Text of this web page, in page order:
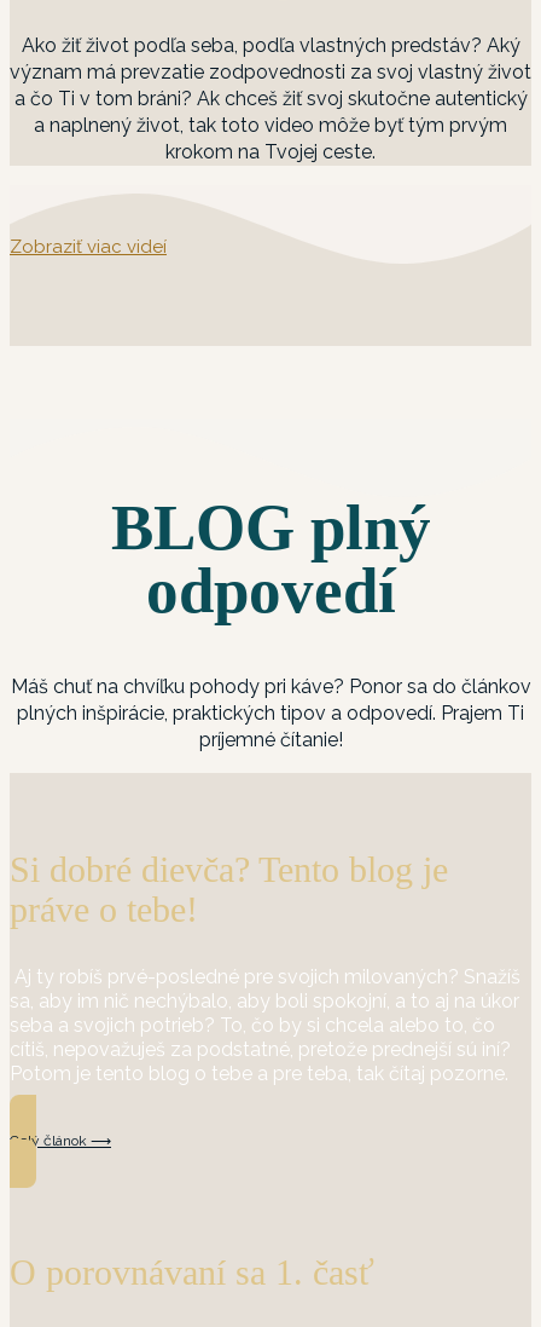
Ako žiť život podľa seba, podľa vlastných predstáv? Aký
význam má prevzatie zodpovednosti za svoj vlastný život
a čo Ti v tom bráni? Ak chceš žiť svoj skutočne autentický
a naplnený život, tak toto video môže byť tým prvým
krokom na Tvojej ceste.
Zobraziť viac videí
BLOG plný
odpovedí
Máš chuť na chvíľku pohody pri káve? Ponor sa do článkov
plných inšpirácie, praktických tipov a odpovedí. Prajem Ti
príjemné čítanie!
Si dobré dievča? Tento blog je
práve o tebe!
Aj ty robíš prvé-posledné pre svojich milovaných? Snažíš
sa, aby im nič nechýbalo, aby boli spokojní, a to aj na úkor
seba a svojich potrieb? To, čo by si chcela alebo to, čo
cítiš, nepovažuješ za podstatné, pretože prednejší sú iní?
Potom je tento blog o tebe a pre teba, tak čítaj pozorne.
Celý článok ⟶
O porovnávaní sa 1. časť